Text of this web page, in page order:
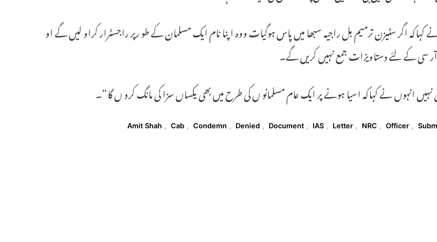
کہاکہ اگر سٹیزن ترمیم بل راجیہ سبھا میں پاس ہوگیات ووہ اپنا نام ایک مسلمان کے طو رپر راجسٹرار کراو لیں گے او
سی کے لئے دستاویزات جمع نہیں کریں گے۔
نہیں انہوں نے کہاکہ اسیا ہونے پر ایک عام مسلمانو ں کی طرح میں بھی یکساں سزا کی مانگ کرو ں گا“۔
Amit Shah , Cab , Condemn , Denied , Document , IAS , Letter , NRC , Officer ,